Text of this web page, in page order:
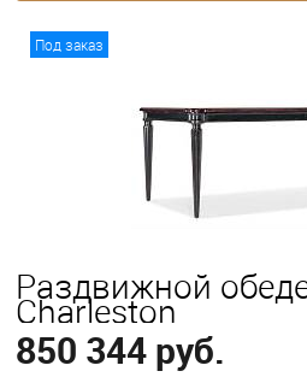
Под заказ
Раздвижной
Charleston
850 344 руб.